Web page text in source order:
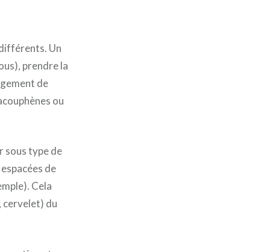
Un
prendre la
de
ou
sous type de
de
Cela
cervelet) du